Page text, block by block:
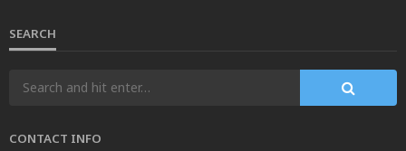
SEARCH
CONTACT INFO